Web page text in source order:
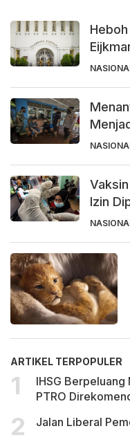
Izin
ARTIKEL TERPOPULER
IHSG Berpeluang
PTRO
Jalan Liberal